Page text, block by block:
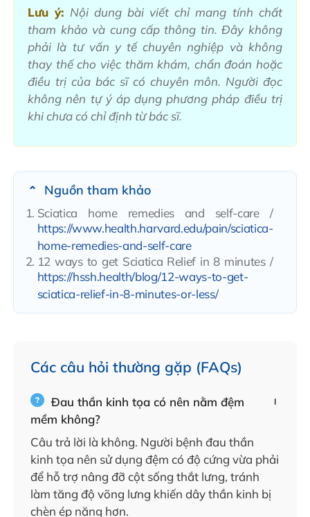
Lưu ý: Nội dung bài viết chỉ mang tính chất
tham khảo và cung cấp thông tin. Đây không
phải là tư vấn y tế chuyên nghiệp và không
thay thế cho việc thăm khám, chẩn đoán hoặc
điều trị của bác sĩ có chuyên môn. Người đọc
không nên tự ý áp dụng phương pháp điều trị
khi chưa có chỉ định từ bác sĩ.
Nguồn tham khảo
Sciatica home remedies and self-care /
https://www.health.harvard.edu/pain/sciatica-
home-remedies-and-self-care
12 ways to get Sciatica Relief in 8 minutes /
https://hssh.health/blog/12-ways-to-get-
sciatica-relief-in-8-minutes-or-less/
Các câu hỏi thường gặp (FAQs)
Đau thần kinh tọa có nên nằm đệm
mềm không?
Câu trả lời là không. Người bệnh đau thần
kinh tọa nên sử dụng đệm có độ cứng vừa phải
để hỗ trợ nâng đỡ cột sống thắt lưng, tránh
làm tăng độ võng lưng khiến dây thần kinh bị
chèn ép nặng hơn.